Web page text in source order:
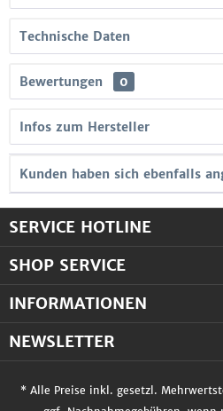
Technische Daten
Bewertungen 0
Infos zum Hersteller
Kunden haben sich ebenfalls
SERVICE HOTLINE
SHOP SERVICE
INFORMATIONEN
NEWSLETTER
* Alle Preise inkl. gesetzl.